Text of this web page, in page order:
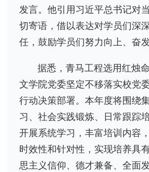
发言。他引用习近平总书记对
切寄语，借以表达对学员们深
任，鼓励学员们努力向上、奋发
据悉，青马工程选用红烛
文学院党委坚定不移落实校党
行动决策部署。本年度将围绕
习、社会实践锻炼、日常跟踪
开展系统学习，丰富培训内容
时效性和针对性，实现培养具
思主义信仰、德才兼备、全面